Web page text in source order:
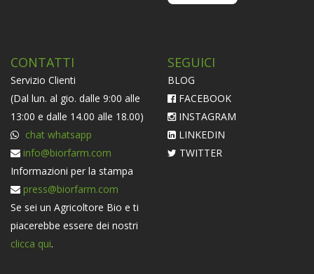
CONTATTI
Servizio Clienti
(Dal lun. al gio. dalle 9:00 alle
13:00 e dalle 14.00 alle 18.00)
chat whatsapp
info@biorfarm.com
Informazioni per la stampa
press@biorfarm.com
Se sei un Agricoltore Bio e ti
piacerebbe essere dei nostri
clicca qui.
SEGUICI
BLOG
FACEBOOK
INSTAGRAM
LINKEDIN
TWITTER